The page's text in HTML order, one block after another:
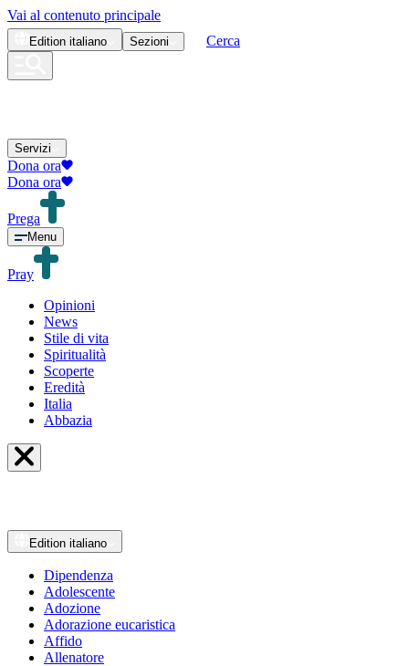
Vai al contenuto principale
Edition italiano Sezioni Cerca
Servizi
Dona ora
Dona ora
Prega
Menu
Pray
Opinioni
News
Stile di vita
Spiritualità
Scoperte
Eredità
Italia
Abbazia
Edition italiano
Dipendenza
Adolescente
Adozione
Adorazione eucaristica
Affido
Allenatore